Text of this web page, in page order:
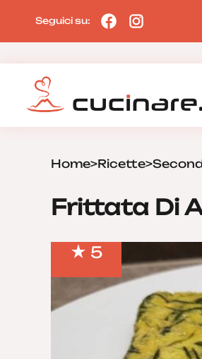
Seguici su:
Home>Ricette>
Frittata Di
5